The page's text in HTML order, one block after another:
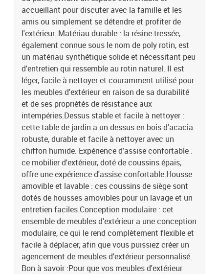
massif avec finition à l'huileDimensions : 55 x 55 x 37 cm (L x l x
H)Coussin :Couleur : blanc crème Matériau de la couverture : tissu
(100 % polyester)Matériau de remplissage du coussin de siège :
mousseMatériau de remplissage du coussin de dossier : fibre de
cotonDimensions du coussin de siège : 55 x 55 x 3 cm (l x P x
é)Dimensions du coussin de dossier : 55 x 45 x 13 cm (L x l x é)La
livraison contient :2 x siège d'angle5 x siège central2 x canapé
avec accoudoirs1 x table de jardin11 x coussin de dossier9 x
coussin de siège
accueillant pour discuter avec la famille et les
amis ou simplement se détendre et profiter de
l'extérieur. Matériau durable : la résine tressée,
également connue sous le nom de poly rotin, est
un matériau synthétique solide et nécessitant peu
d'entretien qui ressemble au rotin naturel. Il est
léger, facile à nettoyer et couramment utilisé pour
les meubles d'extérieur en raison de sa durabilité
et de ses propriétés de résistance aux
intempéries.Dessus stable et facile à nettoyer :
cette table de jardin a un dessus en bois d'acacia
robuste, durable et facile à nettoyer avec un
chiffon humide. Expérience d'assise confortable :
ce mobilier d'extérieur, doté de coussins épais,
offre une expérience d'assise confortable.Housse
amovible et lavable : ces coussins de siège sont
dotés de housses amovibles pour un lavage et un
entretien faciles.Conception modulaire : cet
ensemble de meubles d'extérieur a une conception
modulaire, ce qui le rend complètement flexible et
facile à déplacer, afin que vous puissiez créer un
agencement de meubles d'extérieur personnalisé.
Bon à savoir :Pour que vos meubles d'extérieur